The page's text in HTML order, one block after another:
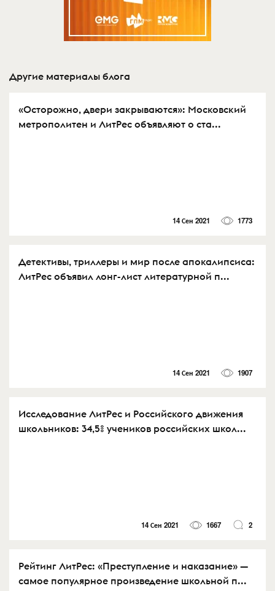
Другие материалы блога
«Осторожно, двери закрываются»: Московский
метрополитен и ЛитРес объявляют о ста...
14 Сен 2021 1773
Детективы, триллеры и мир после апокалипсиса:
ЛитРес объявил лонг-лист литературной п...
14 Сен 2021 1907
Исследование ЛитРес и Российского движения
школьников: 34,5% учеников российских школ...
14 Сен 2021 1667 2
Рейтинг ЛитРес: «Преступление и наказание» —
самое популярное произведение школьной п...